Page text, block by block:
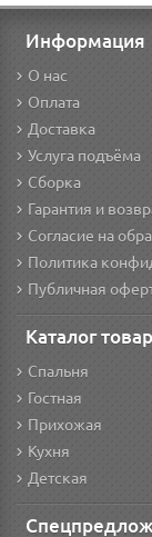
Информация
О нас
Оплата
Доставка
Услуга подъёма
Сборка
Гарантия и
Согласие на
Политика
Публичная
Каталог
Спальня
Гостная
Прихожая
Кухня
Детская